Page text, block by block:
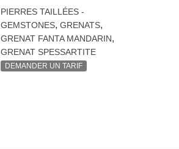
PIERRES TAILLÉES -
GEMSTONES, GRENATS,
GRENAT FANTA MANDARIN,
GRENAT SPESSARTITE
DEMANDER UN TARIF